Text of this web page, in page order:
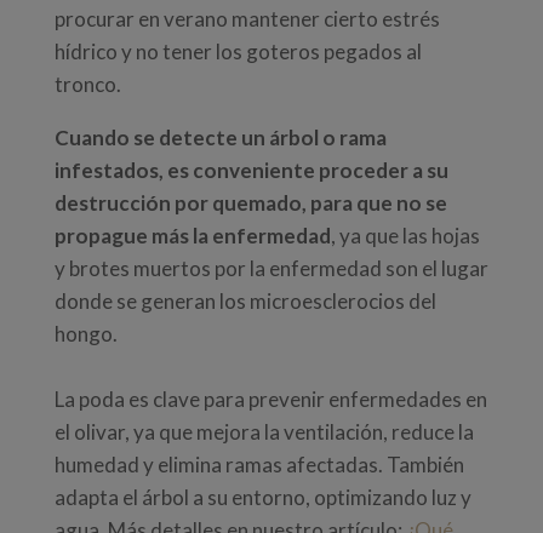
procurar en verano mantener cierto estrés
hídrico y no tener los goteros pegados al
tronco.
Cuando se detecte un árbol o rama
infestados, es conveniente proceder a su
destrucción por quemado, para que no se
propague más la enfermedad, ya que las hojas
y brotes muertos por la enfermedad son el lugar
donde se generan los microesclerocios del
hongo.
La poda es clave para prevenir enfermedades en
el olivar, ya que mejora la ventilación, reduce la
humedad y elimina ramas afectadas. También
adapta el árbol a su entorno, optimizando luz y